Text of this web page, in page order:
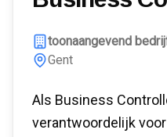
toonaangevend
Gent
Als Business
verantwoordelijk